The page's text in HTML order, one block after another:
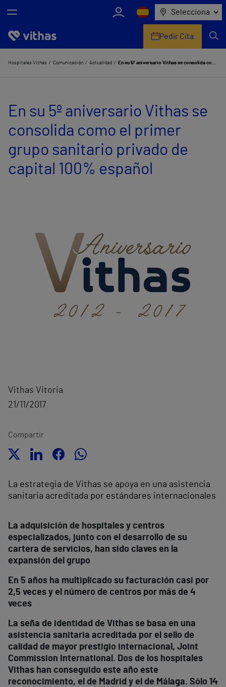
Selecciona
Nosotros
Servicios de salud
Equipo médico y asistencial
Información útil
Pedir Cita
Hospitales Vithas Comunicación Actualidad En su 5º aniversario Vithas se consolida como el primer grupo sanitario privado de capital 100% español
En su 5º aniversario Vithas se
consolida como el primer
grupo sanitario privado de
capital 100% español
Vithas Vitoria
21/11/2017
Compartir
La estrategia de Vithas se apoya en una asistencia
sanitaria acreditada por estándares internacionales
La adquisición de hospitales y centros
especializados, junto con el desarrollo de su
cartera de servicios, han sido claves en la
expansión del grupo
En 5 años ha multiplicado su facturación casi por
2,5 veces y el número de centros por más de 4
veces
La seña de identidad de Vithas se basa en una
asistencia sanitaria acreditada por el sello de
calidad de mayor prestigio internacional, Joint
Commission International. Dos de los hospitales
Vithas han conseguido este año este
reconocimiento, el de Madrid y el de Málaga. Sólo 14